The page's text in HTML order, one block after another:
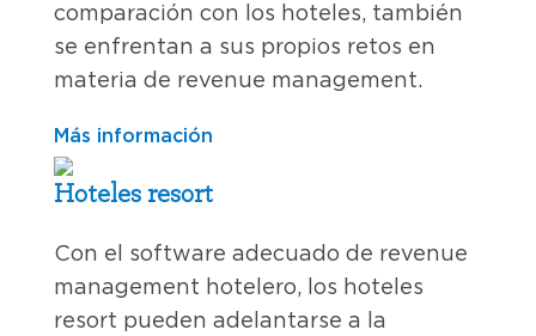
comparación con los hoteles, también
se enfrentan a sus propios retos en
materia de revenue management.
Más información
Hoteles resort
Con el software adecuado de revenue
management hotelero, los hoteles
resort pueden adelantarse a la